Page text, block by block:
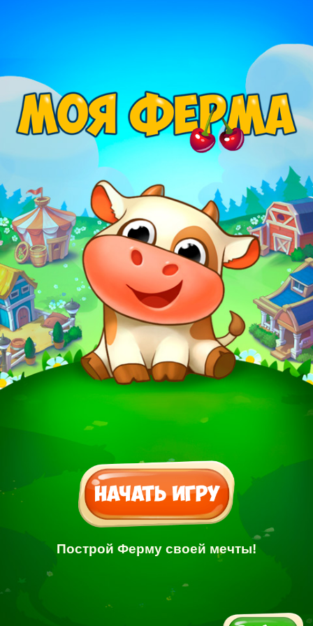
Построй Ферму своей мечты!